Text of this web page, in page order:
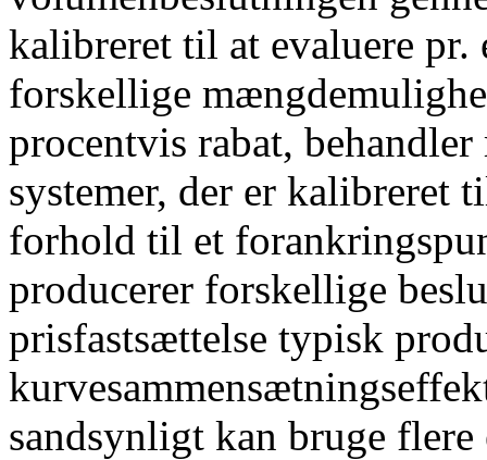
kalibreret til at evaluere
forskellige
procentvis rabat,
systemer, der er kalibreret
forhold til et
producerer forskellige
prisfastsættelse typisk
sandsynligt kan bruge